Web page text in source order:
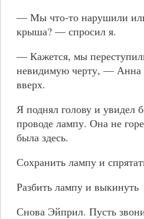
— Мы что-то нарушили
крыша? — спросил я.
— Кажется, мы
невидимую черту, — Анна
вверх.
Я поднял голову и увидел
проводе лампу. Она не
была здесь.
Сохранить лампу и
Разбить лампу и выкинуть
Снова Эйприл. Пусть